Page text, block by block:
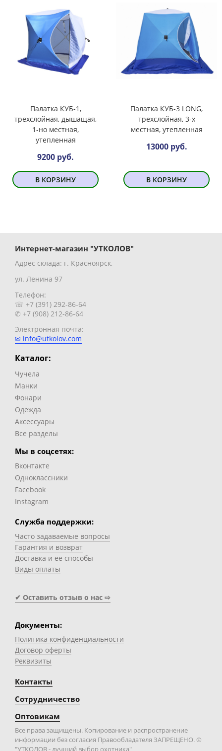
Палатка КУБ-1,
трехслойная, дышащая,
1-но местная,
утепленная
9200 руб.
В КОРЗИНУ
Палатка КУБ-3 LONG,
трехслойная, 3-х
местная, утепленная
13000 руб.
В КОРЗИНУ
Интернет-магазин "УТКОЛОВ"
Адрес склада: г. Красноярск,
ул. Ленина 97
Телефон:
☏ +7 (391) 292-86-64
✆ +7 (908) 212-86-64
Электронная почта:
✉ info@utkolov.com
Каталог:
Чучела
Манки
Фонари
Одежда
Аксессуары
Все разделы
Мы в соцсетях:
Вконтакте
Одноклассники
Facebook
Instagram
Служба поддержки:
Часто задаваемые вопросы
Гарантия и возврат
Доставка и ее способы
Виды оплаты
✔ Оставить отзыв о нас ⇨
Документы:
Политика конфиденциальности
Договор оферты
Реквизиты
Контакты
Сотрудничество
Оптовикам
Все права защищены. Копирование и распространение
информации без согласия Правообладателя ЗАПРЕЩЕНО. ©